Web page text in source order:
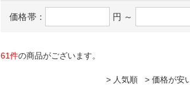
価格帯： 円 ～
61件の商品がございます。
人気順 価格が安